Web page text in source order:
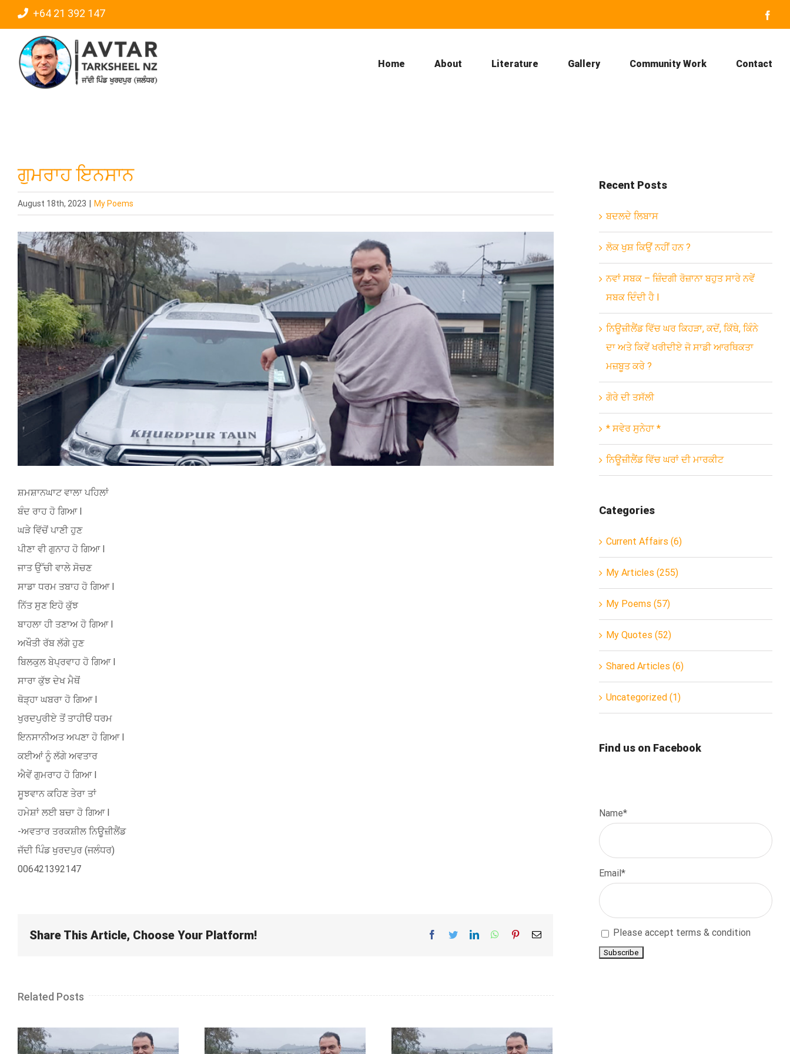
to
content
+64 21 392 147
Home About Literature Gallery Community Work Contact
ਗੁਮਰਾਹ ਇਨਸਾਨ
August 18th, 2023 | My Poems
View
Larger
ਸ਼ਮਸ਼ਾਨਘਾਟ ਵਾਲਾ ਪਹਿਲਾਂ
ਬੰਦ ਰਾਹ ਹੋ ਗਿਆ l
ਘੜੇ ਵਿੱਚੋਂ ਪਾਣੀ ਹੁਣ
ਪੀਣਾ ਵੀ ਗੁਨਾਹ ਹੋ ਗਿਆ l
ਜਾਤ ਉੱਚੀ ਵਾਲੇ ਸੋਚਣ
ਸਾਡਾ ਧਰਮ ਤਬਾਹ ਹੋ ਗਿਆ l
ਨਿੱਤ ਸੁਣ ਇਹੋ ਕੁੱਝ
ਬਾਹਲਾ ਹੀ ਤਣਾਅ ਹੋ ਗਿਆ l
ਅਖੌਤੀ ਰੱਬ ਲੱਗੇ ਹੁਣ
ਬਿਲਕੁਲ ਬੇਪ੍ਰਵਾਹ ਹੋ ਗਿਆ l
ਸਾਰਾ ਕੁੱਝ ਦੇਖ ਮੈਥੋਂ
ਥੋੜ੍ਹਾ ਘਬਰਾ ਹੋ ਗਿਆ l
ਖੁਰਦਪੁਰੀਏ ਤੋਂ ਤਾਹੀਓਂ ਧਰਮ
ਇਨਸਾਨੀਅਤ ਅਪਣਾ ਹੋ ਗਿਆ l
ਕਈਆਂ ਨੂੰ ਲੱਗੇ ਅਵਤਾਰ
ਐਵੇਂ ਗੁਮਰਾਹ ਹੋ ਗਿਆ l
ਸੂਝਵਾਨ ਕਹਿਣ ਤੇਰਾ ਤਾਂ
ਹਮੇਸ਼ਾਂ ਲਈ ਬਚਾ ਹੋ ਗਿਆ l
-ਅਵਤਾਰ ਤਰਕਸ਼ੀਲ ਨਿਊਜ਼ੀਲੈਂਡ
ਜੱਦੀ ਪਿੰਡ ਖੁਰਦਪੁਰ (ਜਲੰਧਰ)
006421392147
Share This Article, Choose Your Platform! Facebook
TwitterLinkedInWhatsApp
PinterestEmail
Related Posts
Recent Posts
ਬਦਲਦੇ ਲਿਬਾਸ
ਲੋਕ ਖੁਸ਼ ਕਿਉਂ ਨਹੀਂ ਹਨ ?
ਨਵਾਂ ਸਬਕ – ਜ਼ਿੰਦਗੀ ਰੋਜ਼ਾਨਾ ਬਹੁਤ ਸਾਰੇ ਨਵੇਂ
ਸਬਕ ਦਿੰਦੀ ਹੈ l
ਨਿਊਜ਼ੀਲੈਂਡ ਵਿੱਚ ਘਰ ਕਿਹੜਾ, ਕਦੋਂ, ਕਿੱਥੇ, ਕਿੰਨੇ
ਦਾ ਅਤੇ ਕਿਵੇਂ ਖਰੀਦੀਏ ਜੋ ਸਾਡੀ ਆਰਥਿਕਤਾ
ਮਜ਼ਬੂਤ ਕਰੇ ?
ਗੋਰੇ ਦੀ ਤਸੱਲੀ
* ਸਵੇਰ ਸੁਨੇਹਾ *
ਨਿਊਜ਼ੀਲੈਂਡ ਵਿੱਚ ਘਰਾਂ ਦੀ ਮਾਰਕੀਟ
Categories
Current Affairs (6)
My Articles (255)
My Poems (57)
My Quotes (52)
Shared Articles (6)
Uncategorized (1)
Find us on Facebook
Name*
Email*
Please accept terms & condition